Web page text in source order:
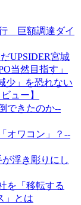
巨額調達ダイ
UPSIDER宮城
当然目指す」
少」を恐れない
ュー】
できたのか--
オワコン」？--
浮き彫りにし
を「移転する
」とは